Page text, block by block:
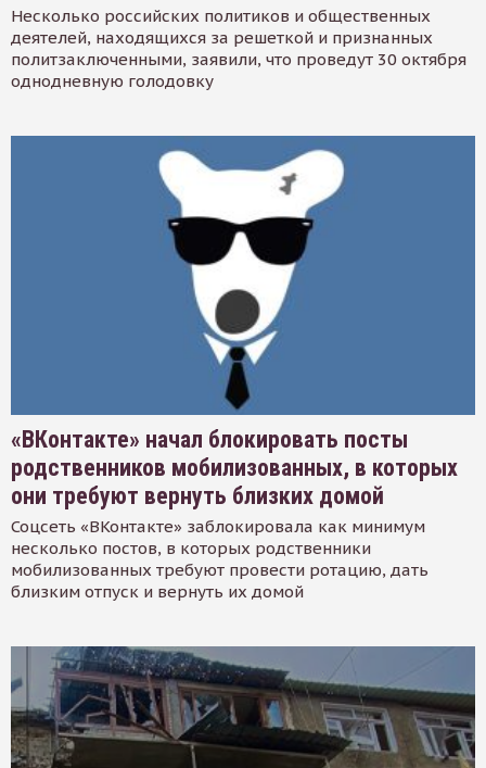
Несколько российских политиков и общественных
деятелей, находящихся за решеткой и признанных
политзаключенными, заявили, что проведут 30 октября
однодневную голодовку
«ВКонтакте» начал блокировать посты
родственников мобилизованных, в которых
они требуют вернуть близких домой
Соцсеть «ВКонтакте» заблокировала как минимум
несколько постов, в которых родственники
мобилизованных требуют провести ротацию, дать
близким отпуск и вернуть их домой